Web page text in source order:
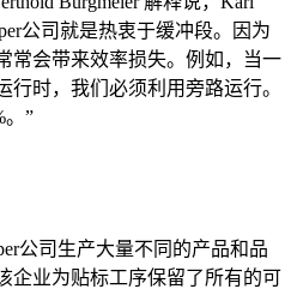
公司就是热衷于缓冲段。因为
常会带来效率损失。例如，当一
时，我们必须利用旁路运行。
。”
公司生产大量不同的产品和品
企业为贴标工序保留了所有的可